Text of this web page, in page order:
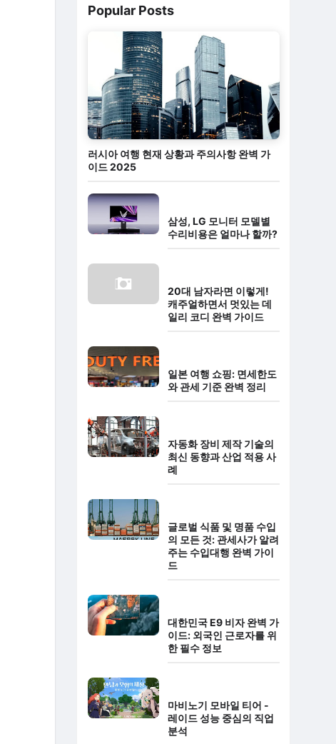
Popular Posts
러시아 여행 현재 상황과 주의사항 완벽 가
이드 2025
삼성, LG 모니터 모델별
수리비용은 얼마나 할까?
20대 남자라면 이렇게!
캐주얼하면서 멋있는 데
일리 코디 완벽 가이드
일본 여행 쇼핑: 면세한도
와 관세 기준 완벽 정리
자동화 장비 제작 기술의
최신 동향과 산업 적용 사
례
글로벌 식품 및 명품 수입
의 모든 것: 관세사가 알려
주는 수입대행 완벽 가이
드
대한민국 E9 비자 완벽 가
이드: 외국인 근로자를 위
한 필수 정보
마비노기 모바일 티어 -
레이드 성능 중심의 직업
분석